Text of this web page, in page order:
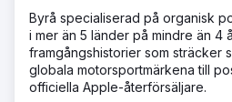
Byrå specialiserad på organisk
i mer än 5 länder på mindre än 4
framgångshistorier som sträcker
globala motorsportmärkena till
officiella Apple-återförsäljare.